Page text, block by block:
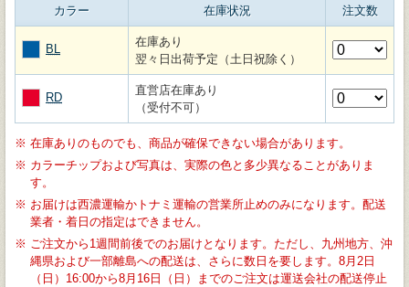
カラー 在庫状況 注文数
BL
在庫あり
翌々日出荷予定（土日祝除く）
RD
直営店在庫あり
（受付不可）
※ 在庫ありのものでも、商品が確保できない場合があります。
※ カラーチップおよび写真は、実際の色と多少異なることがありま
す。
※ お届けは西濃運輸かトナミ運輸の営業所止めのみになります。配送
業者・着日の指定はできません。
※ ご注文から1週間前後でのお届けとなります。ただし、九州地方、沖
縄県および一部離島への配送は、さらに数日を要します。8月2日
（日）16:00から8月16日（日）までのご注文は運送会社の配送停止